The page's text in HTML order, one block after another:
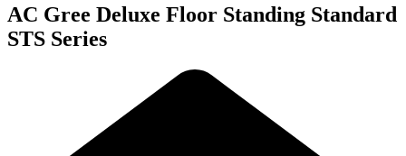
AC Gree Deluxe Floor Standing Standard
STS Series